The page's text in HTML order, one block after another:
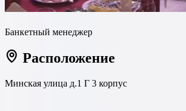
Банкетный менеджер
Расположение
Минская улица д.1 Г 3 корпус